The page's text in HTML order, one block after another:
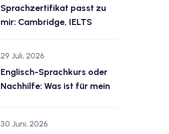
Sprachzertifikat passt zu
mir: Cambridge, IELTS
29 Juli, 2026
Englisch-Sprachkurs oder
Nachhilfe: Was ist für mein
30 Juni, 2026